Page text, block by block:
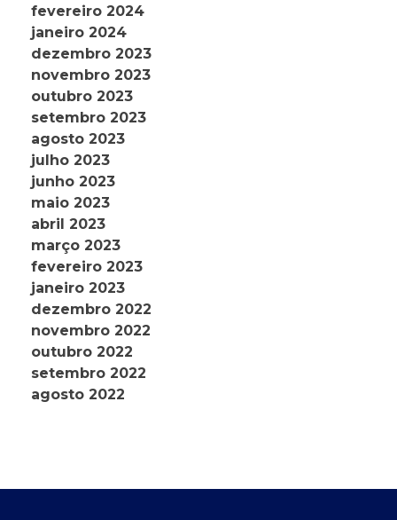
fevereiro 2024
janeiro 2024
dezembro 2023
novembro 2023
outubro 2023
setembro 2023
agosto 2023
julho 2023
junho 2023
maio 2023
abril 2023
março 2023
fevereiro 2023
janeiro 2023
dezembro 2022
novembro 2022
outubro 2022
setembro 2022
agosto 2022